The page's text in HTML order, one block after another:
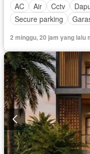
AC
Air Cctv
Secure parking
2 minggu, 20 jam yang lalu